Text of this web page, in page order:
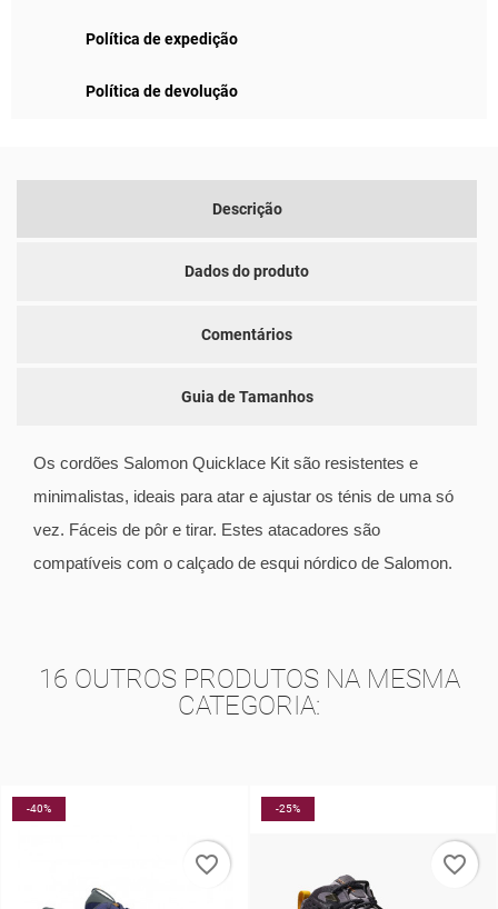
Política de expedição
Política de devolução
Descrição
Dados do produto
Comentários
Guia de Tamanhos
Os cordões Salomon Quicklace Kit são resistentes e
minimalistas, ideais para atar e ajustar os ténis de uma só
vez. Fáceis de pôr e tirar. Estes atacadores são
compatíveis com o calçado de esqui nórdico de Salomon.
16 OUTROS PRODUTOS NA MESMA
CATEGORIA: